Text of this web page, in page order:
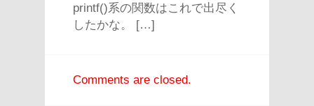
printf()系の関数はこれで出尽く
したかな。 […]
Comments are closed.